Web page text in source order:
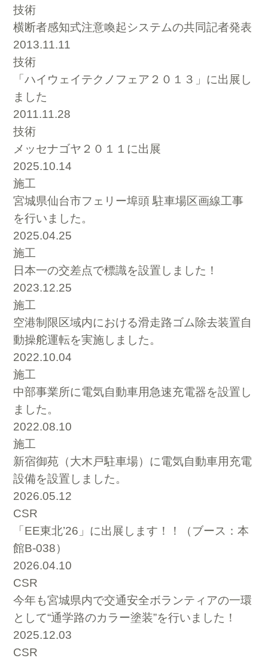
技術
横断者感知式注意喚起システムの共同記者発表
2013.11.11
技術
「ハイウェイテクノフェア２０１３」に出展し
ました
2011.11.28
技術
メッセナゴヤ２０１１に出展
2025.10.14
施工
宮城県仙台市フェリー埠頭 駐車場区画線工事
を行いました。
2025.04.25
施工
日本一の交差点で標識を設置しました！
2023.12.25
施工
空港制限区域内における滑走路ゴム除去装置自
動操舵運転を実施しました。
2022.10.04
施工
中部事業所に電気自動車用急速充電器を設置し
ました。
2022.08.10
施工
新宿御苑（大木戸駐車場）に電気自動車用充電
設備を設置しました。
2026.05.12
CSR
「EE東北’26」に出展します！！（ブース：本
館B-038）
2026.04.10
CSR
今年も宮城県内で交通安全ボランティアの一環
として“通学路のカラー塗装”を行いました！
2025.12.03
CSR